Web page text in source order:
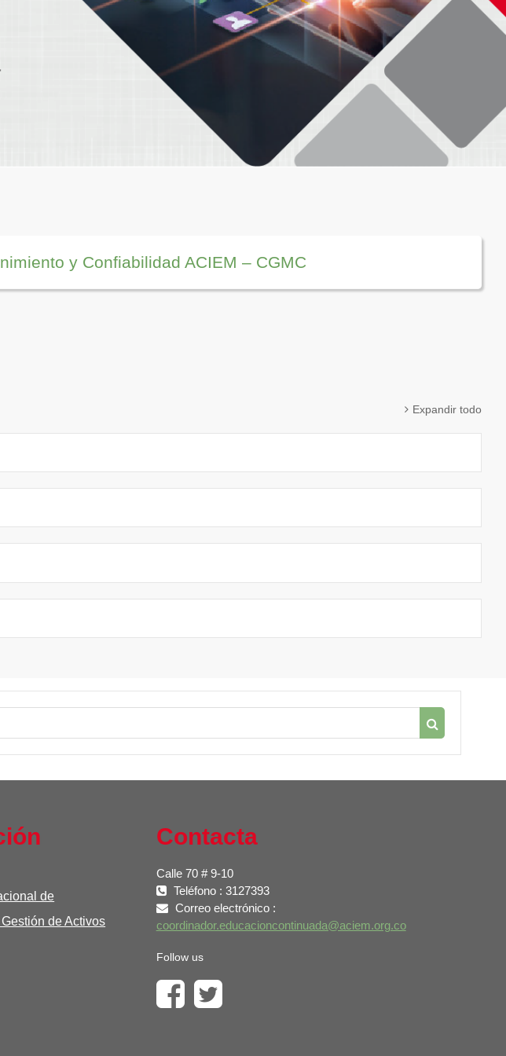
y Confiabilidad ACIEM – CGMC
Expandir todo
Buscar
de
de Activos
Contacta
Calle 70 # 9-10
Teléfono : 3127393
Correo electrónico :
coordinador.educacioncontinuada@aciem.org.co
Follow us